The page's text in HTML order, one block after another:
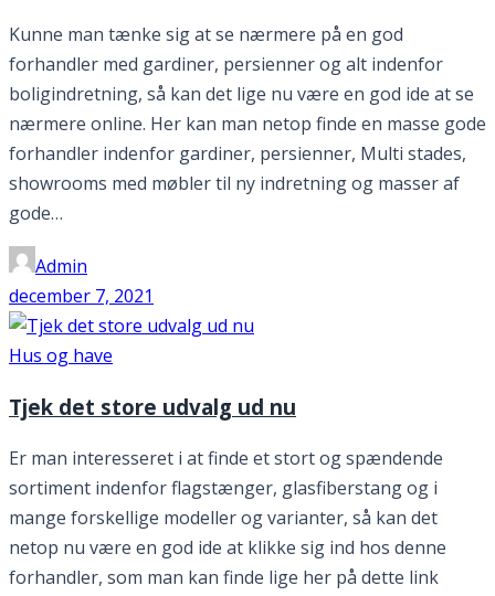
Kunne man tænke sig at se nærmere på en god
forhandler med gardiner, persienner og alt indenfor
boligindretning, så kan det lige nu være en god ide at se
nærmere online. Her kan man netop finde en masse gode
forhandler indenfor gardiner, persienner, Multi stades,
showrooms med møbler til ny indretning og masser af
gode…
Admin
december 7, 2021
Hus og have
Tjek det store udvalg ud nu
Er man interesseret i at finde et stort og spændende
sortiment indenfor flagstænger, glasfiberstang og i
mange forskellige modeller og varianter, så kan det
netop nu være en god ide at klikke sig ind hos denne
forhandler, som man kan finde lige her på dette link